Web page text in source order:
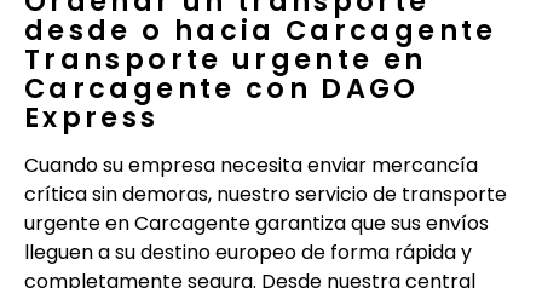
desde o hacia Carcagente
Transporte urgente en
Carcagente con DAGO
Express
Cuando su empresa necesita enviar mercancía
crítica sin demoras, nuestro servicio de transporte
urgente en Carcagente garantiza que sus envíos
lleguen a su destino europeo de forma rápida y
completamente segura. Desde nuestra central